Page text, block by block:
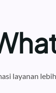
layanan